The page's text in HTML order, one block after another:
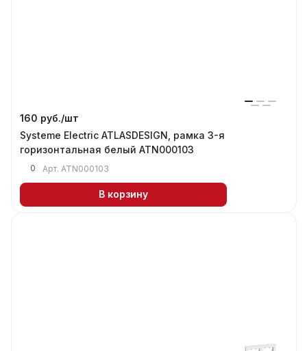
160 руб./шт
Systeme Electric ATLASDESIGN, рамка 3-я
горизонтальная белый ATN000103
0 Арт. ATN000103
В корзину